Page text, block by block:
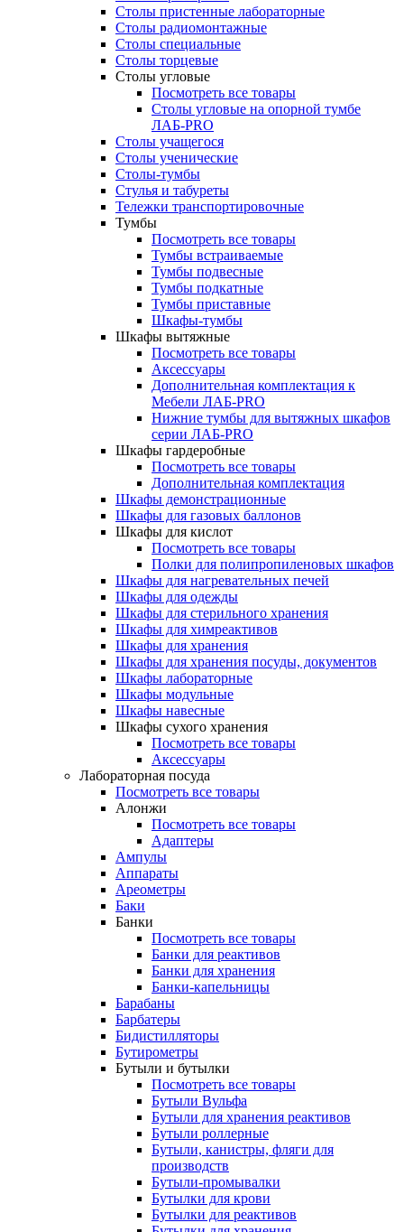
Столы пристенные лабораторные
Столы радиомонтажные
Столы специальные
Столы торцевые
Столы угловые
Посмотреть все товары
Столы угловые на опорной тумбе
ЛАБ-PRO
Столы учащегося
Столы ученические
Столы-тумбы
Стулья и табуреты
Тележки транспортировочные
Тумбы
Посмотреть все товары
Тумбы встраиваемые
Тумбы подвесные
Тумбы подкатные
Тумбы приставные
Шкафы-тумбы
Шкафы вытяжные
Посмотреть все товары
Аксессуары
Дополнительная комплектация к
Мебели ЛАБ-PRO
Нижние тумбы для вытяжных шкафов
серии ЛАБ-PRO
Шкафы гардеробные
Посмотреть все товары
Дополнительная комплектация
Шкафы демонстрационные
Шкафы для газовых баллонов
Шкафы для кислот
Посмотреть все товары
Полки для полипропиленовых шкафов
Шкафы для нагревательных печей
Шкафы для одежды
Шкафы для стерильного хранения
Шкафы для химреактивов
Шкафы для хранения
Шкафы для хранения посуды, документов
Шкафы лабораторные
Шкафы модульные
Шкафы навесные
Шкафы сухого хранения
Посмотреть все товары
Аксессуары
Лабораторная посуда
Посмотреть все товары
Алонжи
Посмотреть все товары
Адаптеры
Ампулы
Аппараты
Ареометры
Баки
Банки
Посмотреть все товары
Банки для реактивов
Банки для хранения
Банки-капельницы
Барабаны
Барбатеры
Бидистилляторы
Бутирометры
Бутыли и бутылки
Посмотреть все товары
Бутыли Вульфа
Бутыли для хранения реактивов
Бутыли роллерные
Бутыли, канистры, фляги для
производств
Бутыли-промывалки
Бутылки для крови
Бутылки для реактивов